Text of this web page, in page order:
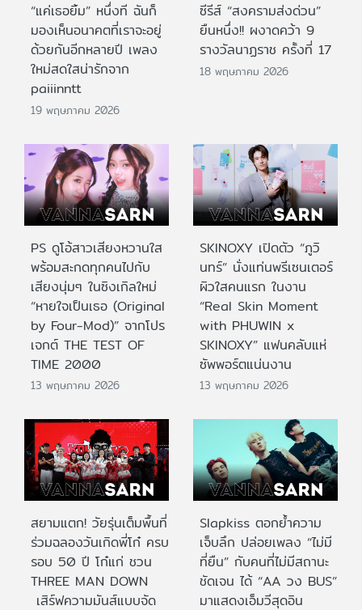
“แค่เธอยิ้ม” หนึ่งที ฉันก็
มองเห็นอนาคตที่เราจะอยู่
ด้วยกันอีกหลายปี เพลง
ใหม่สดใสน่ารักจาก
paiiinntt
19 พฤษภาคม 2026
ซีรีส์ “สงครามส่งด่วน”
ยืนหนึ่ง!! ผงาดคว้า 9
รางวัลนาฏราช ครั้งที่ 17
18 พฤษภาคม 2026
PS ดูโอ้สาวเสียงหวานใส
พร้อมสะกดทุกคนไปกับ
เสียงนุ่มๆ ในซิงเกิลใหม่
“หายใจเป็นเธอ (Original
by Four-Mod)” จากโปร
เจกต์ THE TEST OF
TIME 2000
13 พฤษภาคม 2026
SKINOXY เปิดตัว “ภูวิ
นทร์” นั่งแท่นพรีเซนเตอร์
ผิวใสคนแรก ในงาน
“Real Skin Moment
with PHUWIN x
SKINOXY” แฟนคลับแห่
ซัพพอร์ตแน่นงาน
13 พฤษภาคม 2026
สยามแตก! วัยรุ่นเต็มพื้นที่
ร่วมฉลองวันเกิดพี่โก๋ ครบ
รอบ 50 ปี โก๋แก่ ชวน
THREE MAN DOWN
เสิร์ฟความมันส์แบบจัด
Slapkiss ตอกย้ำความ
เจ็บลึก ปล่อยเพลง “ไม่มี
ที่ยืน” กับคนที่ไม่มีสถานะ
ชัดเจน ได้ “AA วง BUS”
มาแสดงเอ็มวีสุดอิน